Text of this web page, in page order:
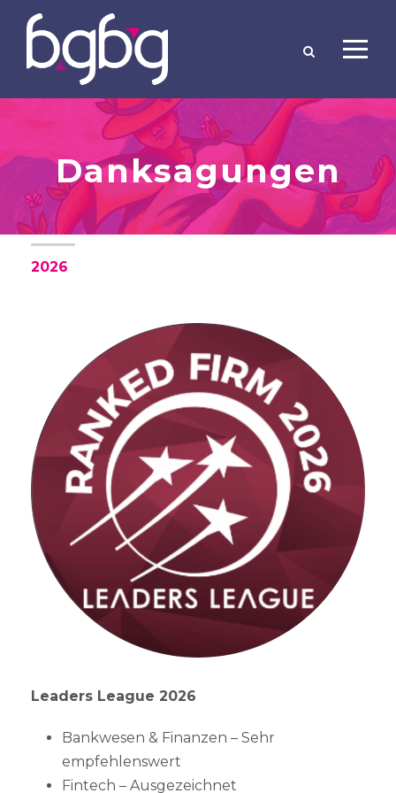
Danksagungen
2026
Leaders League 2026
Bankwesen & Finanzen – Sehr
empfehlenswert
Fintech – Ausgezeichnet